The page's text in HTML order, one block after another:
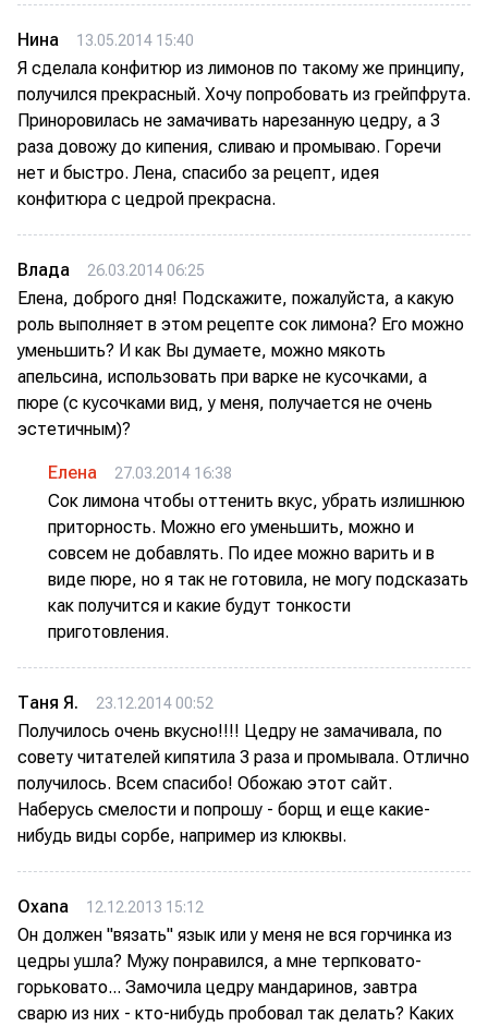
Нина 13.05.2014 15:40
Я сделала конфитюр из лимонов по такому же принципу,
получился прекрасный. Хочу попробовать из грейпфрута.
Приноровилась не замачивать нарезанную цедру, а 3
раза довожу до кипения, сливаю и промываю. Горечи
нет и быстро. Лена, спасибо за рецепт, идея
конфитюра с цедрой прекрасна.
Влада 26.03.2014 06:25
Елена, доброго дня! Подскажите, пожалуйста, а какую
роль выполняет в этом рецепте сок лимона? Его можно
уменьшить? И как Вы думаете, можно мякоть
апельсина, использовать при варке не кусочками, а
пюре (с кусочками вид, у меня, получается не очень
эстетичным)?
Елена 27.03.2014 16:38
Сок лимона чтобы оттенить вкус, убрать излишнюю
приторность. Можно его уменьшить, можно и
совсем не добавлять. По идее можно варить и в
виде пюре, но я так не готовила, не могу подсказать
как получится и какие будут тонкости
приготовления.
Таня Я. 23.12.2014 00:52
Получилось очень вкусно!!!! Цедру не замачивала, по
совету читателей кипятила 3 раза и промывала. Отлично
получилось. Всем спасибо! Обожаю этот сайт.
Наберусь смелости и попрошу - борщ и еще какие-
нибудь виды сорбе, например из клюквы.
Oxana 12.12.2013 15:12
Он должен "вязать" язык или у меня не вся горчинка из
цедры ушла? Мужу понравился, а мне терпковато-
горьковато... Замочила цедру мандаринов, завтра
сварю из них - кто-нибудь пробовал так делать? Каких